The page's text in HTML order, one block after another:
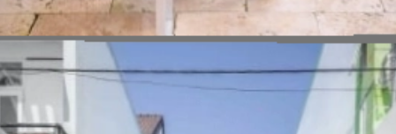
Đang mở https://vietnamxua.edu.vn/san-vuon-nho-truoc-nha-cap-4